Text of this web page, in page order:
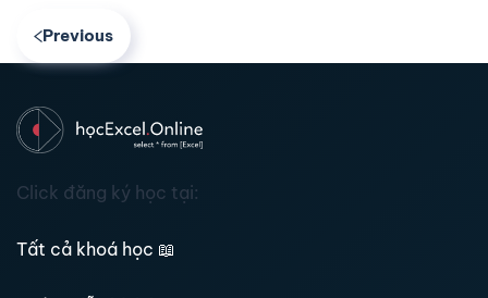
Previous
Click đăng ký học tại:
Tất cả khoá học 📖